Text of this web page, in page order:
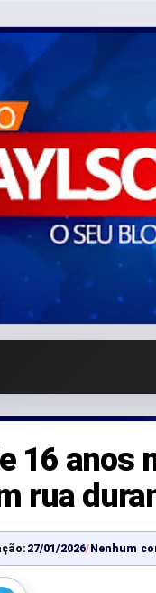
16 anos
rua
27/01/2026/Nenhum